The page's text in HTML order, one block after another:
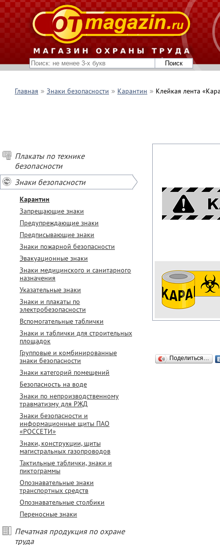
Главная Знаки безопасности Карантин Клейкая лента
Плакаты по технике
безопасности
Знаки безопасности
Карантин
Запрещающие знаки
Предупреждающие знаки
Предписывающие знаки
Знаки пожарной безопасности
Эвакуационные знаки
Знаки медицинского и санитарного
назначения
Указательные знаки
Знаки и плакаты по
электробезопасности
Вспомогательные таблички
Знаки и таблички для строительных
площадок
Групповые и комбинированные
знаки безопасности
Знаки категорий помещений
Безопасность на воде
Знаки по непроизводственному
травматизму для РЖД
Знаки безопасности и
информационные щиты ПАО
«РОССЕТИ»
Знаки, конструкции, щиты
магистральных газопроводов
Тактильные таблички, знаки и
пиктограммы
Опознавательные знаки
транспортных средств
Опознавательные столбики
Переносные знаки
Печатная продукция по охране
труда
Поделиться…